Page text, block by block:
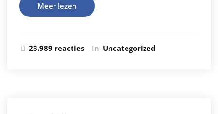
Meer lezen
23.989 reacties In Uncategorized